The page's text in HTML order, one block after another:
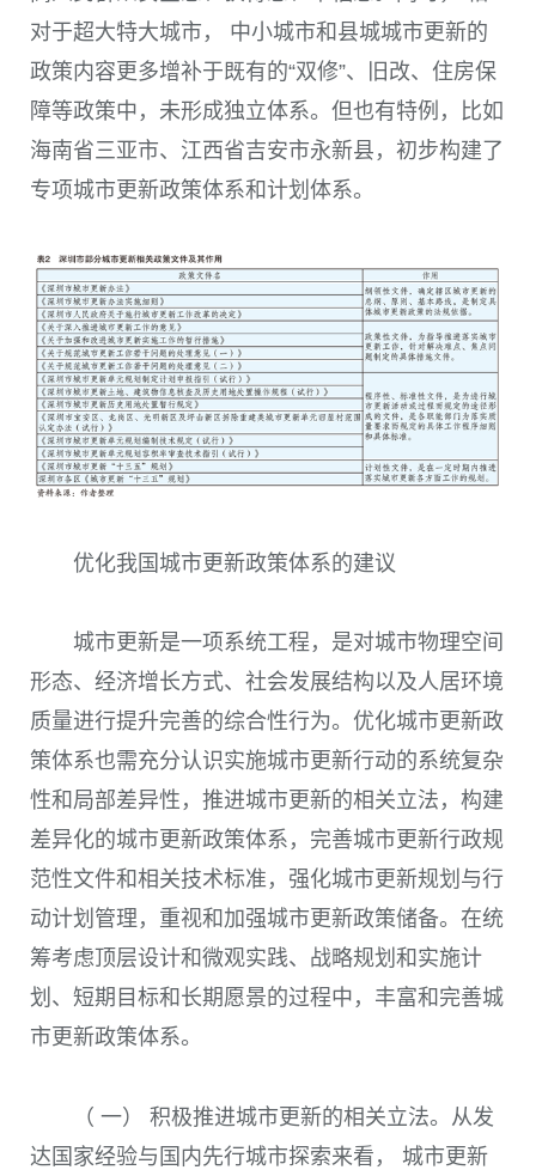
对于超大特大城市， 中小城市和县城城市更新的
政策内容更多增补于既有的“双修”、旧改、住房保
障等政策中，未形成独立体系。但也有特例，比如
海南省三亚市、江西省吉安市永新县，初步构建了
专项城市更新政策体系和计划体系。
优化我国城市更新政策体系的建议
城市更新是一项系统工程，是对城市物理空间
形态、经济增长方式、社会发展结构以及人居环境
质量进行提升完善的综合性行为。优化城市更新政
策体系也需充分认识实施城市更新行动的系统复杂
性和局部差异性，推进城市更新的相关立法，构建
差异化的城市更新政策体系，完善城市更新行政规
范性文件和相关技术标准，强化城市更新规划与行
动计划管理，重视和加强城市更新政策储备。在统
筹考虑顶层设计和微观实践、战略规划和实施计
划、短期目标和长期愿景的过程中，丰富和完善城
市更新政策体系。
（ 一） 积极推进城市更新的相关立法。从发
达国家经验与国内先行城市探索来看， 城市更新